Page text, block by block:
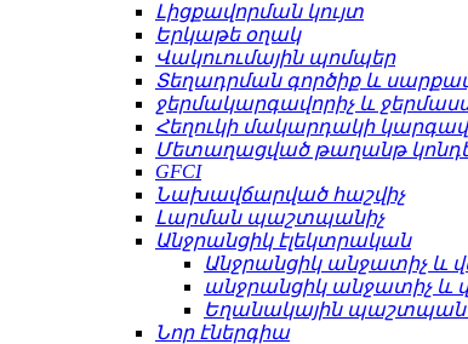
Լիցքավորման կույտ
Երկաթե օղակ
Վակուումային պոմպեր
Տեղադրման գործիք և
ջերմակարգավորիչ և
Հեղուկի մակարդակի
Մետաղացված թաղանթ
GFCI
Նախավճարված հաշվիչ
Լարման պաշտպանիչ
Անջրանցիկ էլեկտրական
Անջրանցիկ անջատիչ և
անջրանցիկ անջատիչ և
Եղանակային
Նոր էներգիա